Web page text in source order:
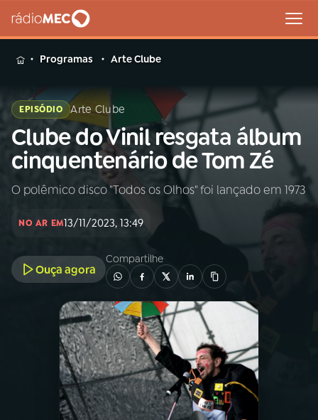
MENU
Buscar
na
Rádio
MEC
Buscar
01INÍCIO
A RÁDIO
PROGRAMAÇÃO
PROGRAMAS
Programas Arte Clube
EPISÓDIO Arte Clube
Clube do Vinil resgata álbum
cinquentenário de Tom Zé
O polêmico disco "Todos os Olhos" foi lançado em 1973
NO AR EM13/11/2023, 13:49
Ouça agora
Compartilhe